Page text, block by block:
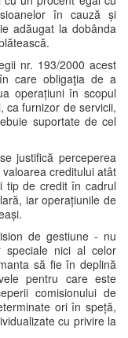
în cauză și
adăugat la dobânda
nr. 193/2000 acest
care obligaţia de a
operațiuni în scopul
ca furnizor de servicii,
suportate de cel
justifică perceperea
creditului atât
tip de credit în cadrul
iar operațiunile de
de gestiune - nu
speciale nici al celor
să fie în deplină
pentru care este
comisionului de
ori în speță,
cu privire la